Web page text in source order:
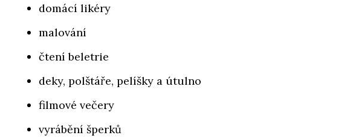
domácí likéry
malování
čtení beletrie
deky, polštáře, pelíšky a útulno
filmové večery
vyrábění šperků